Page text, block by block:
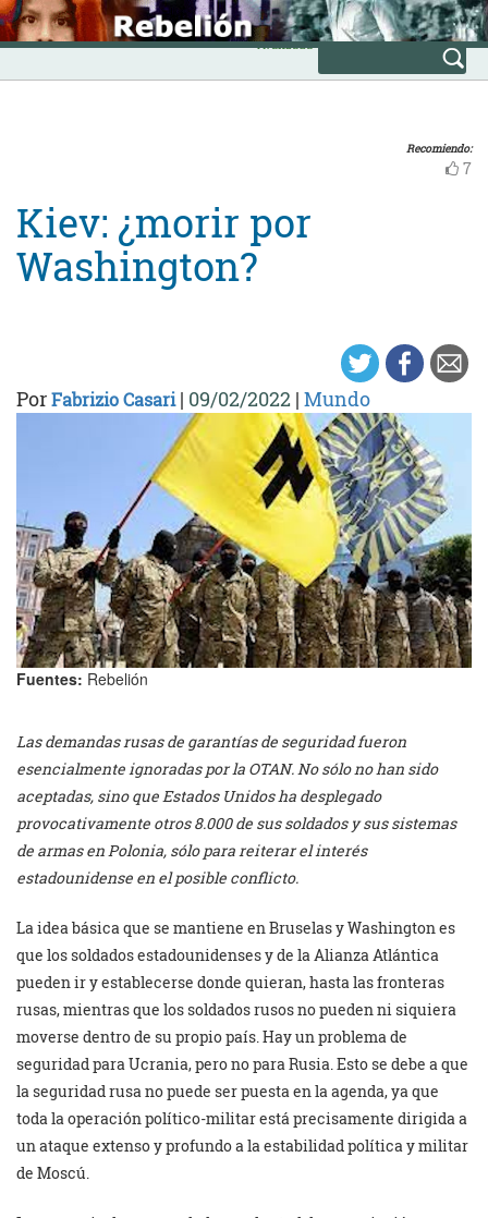
Skip
to
content
INICIO
Avanzada
Recomiendo:
7
Kiev: ¿morir por
Washington?
PorFabrizio Casari| 09/02/2022 | Mundo
Fuentes: Rebelión
Las demandas rusas de garantías de seguridad fueron
esencialmente ignoradas por la OTAN. No sólo no han sido
aceptadas, sino que Estados Unidos ha desplegado
provocativamente otros 8.000 de sus soldados y sus sistemas
de armas en Polonia, sólo para reiterar el interés
estadounidense en el posible conflicto.
La idea básica que se mantiene en Bruselas y Washington es
que los soldados estadounidenses y de la Alianza Atlántica
pueden ir y establecerse donde quieran, hasta las fronteras
rusas, mientras que los soldados rusos no pueden ni siquiera
moverse dentro de su propio país. Hay un problema de
seguridad para Ucrania, pero no para Rusia. Esto se debe a que
la seguridad rusa no puede ser puesta en la agenda, ya que
toda la operación político-militar está precisamente dirigida a
un ataque extenso y profundo a la estabilidad política y militar
de Moscú.